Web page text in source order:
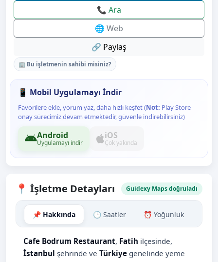
📞 Ara
🌐 Web
🔗 Paylaş
🏢 Bu işletmenin sahibi misiniz?
📱 Mobil Uygulamayı İndir
Favorilere ekle, yorum yaz, daha hızlı keşfet (Not: Play Store
onay sürecimiz devam etmektedir, güvenle indirebilirsiniz)
Android
Uygulamayı indir
iOS
Çok yakında
📍 İşletme Detayları Guidexy Maps doğruladı
📌 Hakkında 🕒 Saatler ⏰ Yoğunluk
Cafe Bodrum Restaurant, Fatih ilçesinde,
İstanbul şehrinde ve Türkiye genelinde yeme